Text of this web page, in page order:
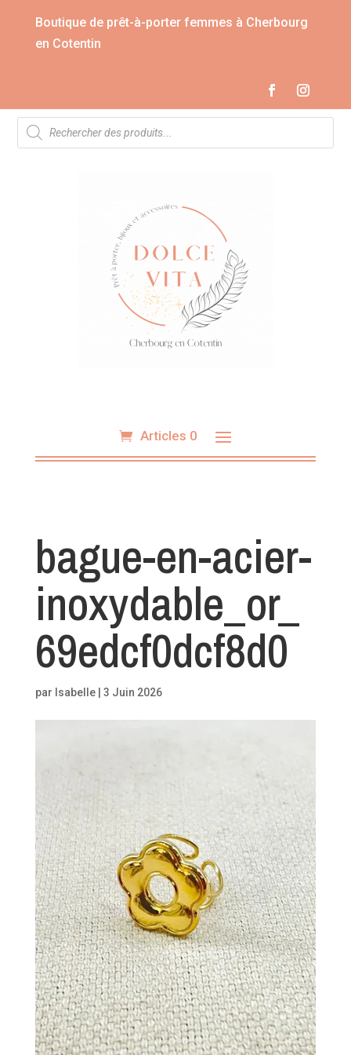
Boutique de prêt-à-porter femmes à Cherbourg
en Cotentin
Recherche
de
produits
Articles 0
bague-en-acier-
inoxydable_or_
69edcf0dcf8d0
par Isabelle| 3 Juin 2026